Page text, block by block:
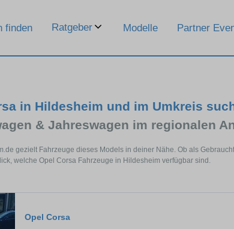
finden Ratgeber Modelle Partner
in Hildesheim und im Umkreis
& Jahreswagen im regionalen
gezielt Fahrzeuge dieses Models in deiner Nähe. Ob als
welche Opel Corsa Fahrzeuge in Hildesheim verfügbar sind.
Opel Corsa